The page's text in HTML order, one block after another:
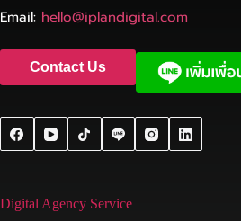
Email: hello@iplandigital.com
Contact Us
Digital Agency Service